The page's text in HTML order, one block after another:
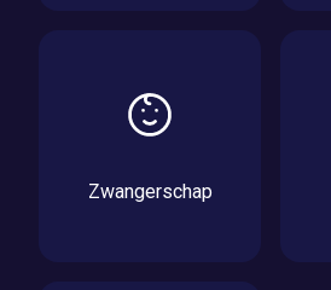
Zwangerschap